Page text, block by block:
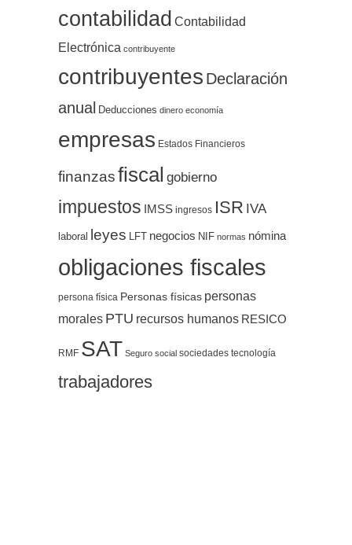
contabilidad Contabilidad
Electrónica contribuyente
contribuyentes Declaración
anual Deducciones dinero economía
empresas Estados Financieros
finanzasfiscal gobierno
impuestos IMSS ingresos ISR IVA
laboral leyes LFT negocios NIF normas nómina
obligaciones fiscales
persona física Personas físicas personas
morales PTU recursos humanos RESICO
RMF SAT Seguro social sociedades tecnología
trabajadores